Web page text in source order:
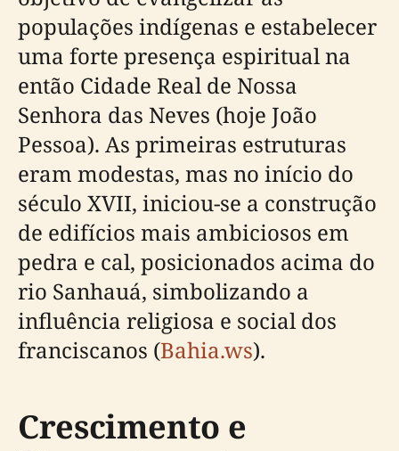
populações indígenas e estabelecer
uma forte presença espiritual na
então Cidade Real de Nossa
Senhora das Neves (hoje João
Pessoa). As primeiras estruturas
eram modestas, mas no início do
século XVII, iniciou-se a construção
de edifícios mais ambiciosos em
pedra e cal, posicionados acima do
rio Sanhauá, simbolizando a
influência religiosa e social dos
franciscanos (Bahia.ws).
Crescimento e